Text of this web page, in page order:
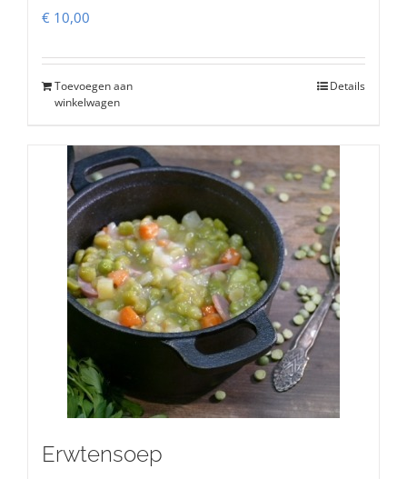
€ 10,00
Toevoegen aan
winkelwagen
Details
Erwtensoep